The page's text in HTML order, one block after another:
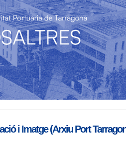
i Imatge (Arxiu Port